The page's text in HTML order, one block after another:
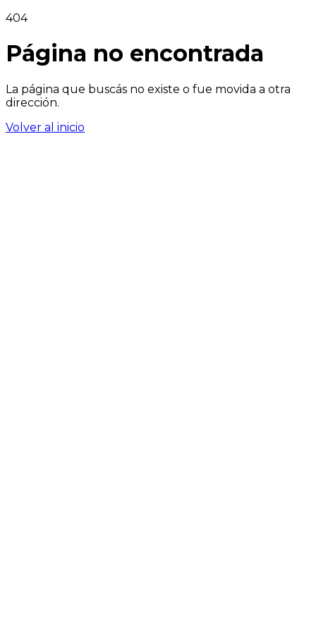
404
Página no encontrada
La página que buscás no existe o fue movida a otra
dirección.
Volver al inicio